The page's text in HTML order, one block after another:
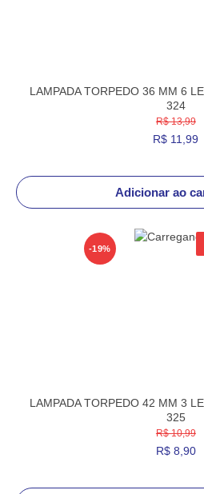
LAMPADA TORPEDO 36 MM 6
324
R$ 13,99
R$ 11,99
Adicionar ao
-19%
LAMPADA TORPEDO 42 MM 3
325
R$ 10,99
R$ 8,90